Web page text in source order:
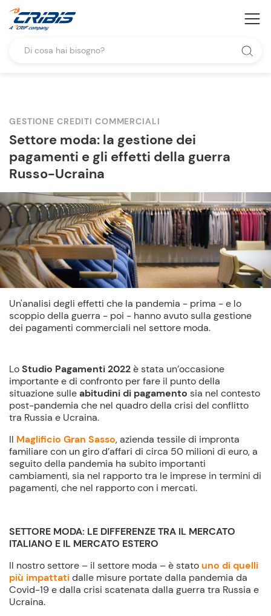
GESTIONE CREDITI COMMERCIALI
Settore moda: la gestione dei
pagamenti e gli effetti della guerra
Russo-Ucraina
Un'analisi degli effetti che la pandemia - prima - e lo
scoppio della guerra - poi - hanno avuto sulla gestione
dei pagamenti commerciali nel settore moda.
LoStudio Pagamenti 2022è stata un’occasione
importante e di confronto per fare il punto della
situazione sulleabitudini di pagamento sia nel contesto
post-pandemia che nel quadro della crisi del conflitto
tra Russia e Ucraina.
Il Maglificio Gran Sasso, azienda tessile di impronta
familiare con un giro d’affari di circa 50 milioni di euro, a
seguito della pandemia ha subito importanti
cambiamenti, sia nel rapporto tra le imprese in termini di
pagamenti, che nel rapporto con i mercati.
SETTORE MODA: LE DIFFERENZE TRA IL MERCATO
ITALIANO E IL MERCATO ESTERO
Il nostro settore – il settore moda – è stato uno di quelli
più impattatidalle misure portate dalla pandemia da
Covid-19 e dalla crisi scatenata dalla guerra tra Russia e
Ucraina.